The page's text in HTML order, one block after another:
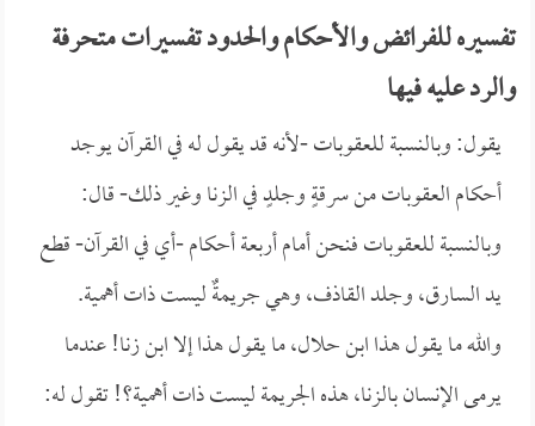
تفسيره للفرائض والأحكام والحدود تفسيرات متحرفة
والرد عليه فيها
يقول: وبالنسبة للعقوبات -لأنه قد يقول له في القرآن يوجد
أحكام العقوبات من سرقةٍ وجلدٍ في الزنا وغير ذلك- قال:
وبالنسبة للعقوبات فنحن أمام أربعة أحكام -أي في القرآن- قطع
يد السارق، وجلد القاذف، وهي جريمةٌ ليست ذات أهمية.
والله ما يقول هذا ابن حلال، ما يقول هذا إلا ابن زنا! عندما
يرمى الإنسان بالزنا، هذه الجريمة ليست ذات أهمية؟! تقول له: